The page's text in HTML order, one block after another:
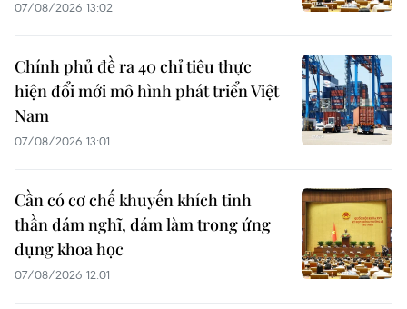
07/08/2026 13:02
Chính phủ đề ra 40 chỉ tiêu thực
hiện đổi mới mô hình phát triển Việt
Nam
07/08/2026 13:01
Cần có cơ chế khuyến khích tinh
thần dám nghĩ, dám làm trong ứng
dụng khoa học
07/08/2026 12:01